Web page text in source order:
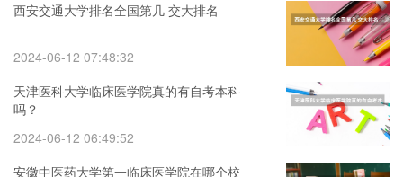
西安交通大学排名全国第几 交大排名
2024-06-12 07:48:32
天津医科大学临床医学院真的有自考本科
吗？
2024-06-12 06:49:52
安徽中医药大学第一临床医学院在哪个校